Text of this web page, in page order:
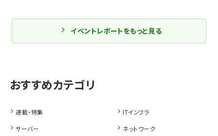
イベントレポートをもっと見る
連載・特集
ITインフラ
サーバー
ネットワーク